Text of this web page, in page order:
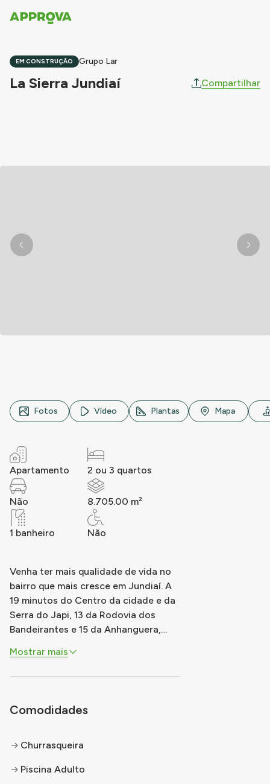
EM CONSTRUÇÃO Grupo Lar
La Sierra Jundiaí Compartilhar
Avenida Reynaldo de Porcari, n° 975, Chácaras
Fotos Vídeo Plantas Mapa
Apartamento 2 ou 3 quartos
Não 8.705.00 m²
1 banheiro Não
Venha ter mais qualidade de vida no
bairro que mais cresce em Jundiaí. A
19 minutos do Centro da cidade e da
Serra do Japi, 13 da Rodovia dos
Bandeirantes e 15 da Anhanguera,
municípios da região. Verde e bem-
...
Mostrar mais
Comodidades
Churrasqueira
Piscina Adulto